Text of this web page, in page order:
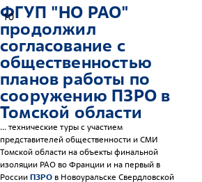
10
ФГУП "НО РАО"
продолжил
согласование с
общественностью
планов работы по
сооружению ПЗРО в
Томской области
... технические туры с участием
представителей общественности и СМИ
Томской области на объекты финальной
изоляции РАО во Франции и на первый в
РоссииПЗРО в Новоуральске Свердловской